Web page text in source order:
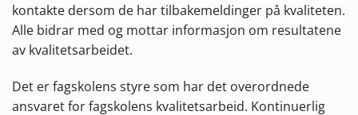
kontakte dersom de har tilbakemeldinger på kvaliteten.
Alle bidrar med og mottar informasjon om resultatene
av kvalitetsarbeidet.
Det er fagskolens styre som har det overordnede
ansvaret for fagskolens kvalitetsarbeid. Kontinuerlig